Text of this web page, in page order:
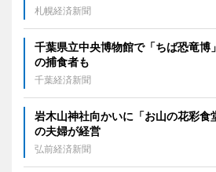
札幌経済新聞
千葉県立中央博物館で「ちば恐竜
の捕食者も
千葉経済新聞
岩木山神社向かいに「お山の花彩
の夫婦が経営
弘前経済新聞